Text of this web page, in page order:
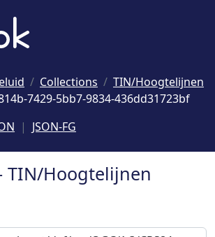
Collections
TIN/Hoogtelijnen
7429-5bb7-9834-436dd31723bf
JSON-FG
TIN/Hoogtelijnen